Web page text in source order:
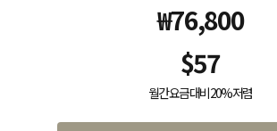
₩76,800
$57
월간 요금 대비 20% 저렴